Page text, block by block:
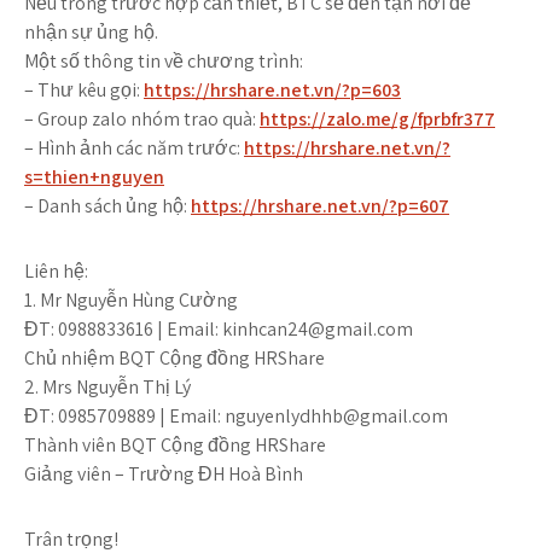
nhận sự ủng hộ.
Một số thông tin về chương trình:
– Thư kêu gọi: https://hrshare.net.vn/?p=603
– Group zalo nhóm trao quà: https://zalo.me/g/fprbfr377
– Hình ảnh các năm trước: https://hrshare.net.vn/?
s=thien+nguyen
– Danh sách ủng hộ: https://hrshare.net.vn/?p=607
Liên hệ:
1. Mr Nguyễn Hùng Cường
ĐT: 0988833616 | Email: kinhcan24@gmail.com
Chủ nhiệm BQT Cộng đồng HRShare
2. Mrs Nguyễn Thị Lý
ĐT: 0985709889 | Email: nguyenlydhhb@gmail.com
Thành viên BQT Cộng đồng HRShare
Giảng viên – Trường ĐH Hoà Bình
Trân trọng!